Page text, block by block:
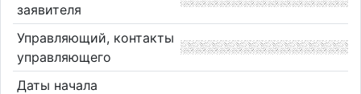
заявителя
Управляющий, контакты
управляющего
Даты начала